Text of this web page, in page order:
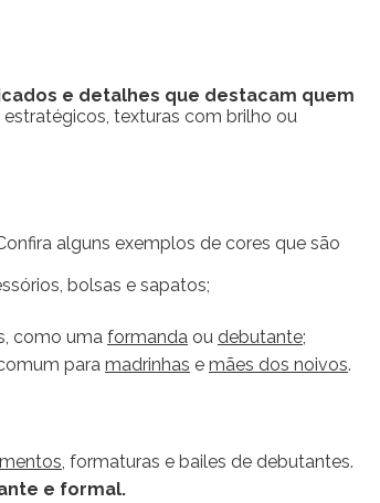
e detalhes que destacam quem
texturas com brilho ou
alguns exemplos de cores que são
bolsas e sapatos;
como uma formanda ou debutante;
para madrinhas e mães dos noivos.
, formaturas e bailes de debutantes.
e formal.